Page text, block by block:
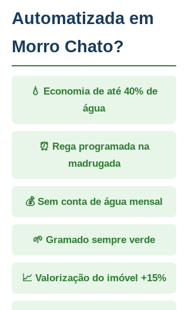
Automatizada em
Morro Chato?
💧 Economia de até 40% de
água
⏰ Rega programada na
madrugada
💰 Sem conta de água mensal
🌱 Gramado sempre verde
📈 Valorização do imóvel +15%